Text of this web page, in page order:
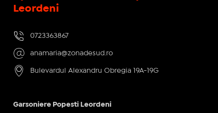
Leordeni
0723363867
anamaria@zonadesud.ro
Bulevardul Alexandru Obregia 19A-19G
Garsoniere Popesti Leordeni